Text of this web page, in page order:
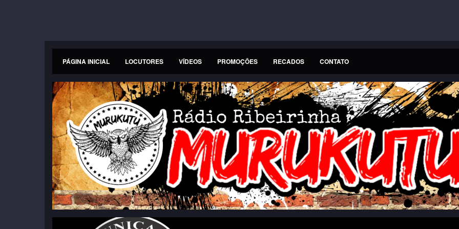
PÁGINA INICIAL LOCUTORES VÍDEOS PROMOÇÕES RECADOS CONTATO
Previous